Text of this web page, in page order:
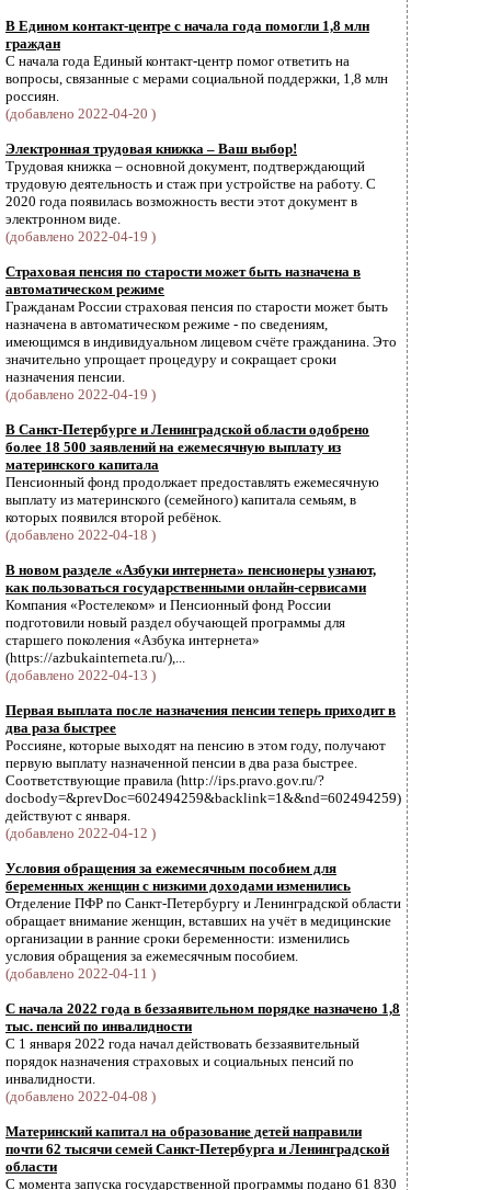
В Едином контакт-центре с начала года помогли 1,8 млн
граждан
С начала года Единый контакт-центр помог ответить на
вопросы, связанные с мерами социальной поддержки, 1,8 млн
россиян.
(добавлено 2022-04-20 )
Электронная трудовая книжка – Ваш выбор!
Трудовая книжка – основной документ, подтверждающий
трудовую деятельность и стаж при устройстве на работу. С
2020 года появилась возможность вести этот документ в
электронном виде.
(добавлено 2022-04-19 )
Страховая пенсия по старости может быть назначена в
автоматическом режиме
Гражданам России страховая пенсия по старости может быть
назначена в автоматическом режиме - по сведениям,
имеющимся в индивидуальном лицевом счёте гражданина. Это
значительно упрощает процедуру и сокращает сроки
назначения пенсии.
(добавлено 2022-04-19 )
В Санкт-Петербурге и Ленинградской области одобрено
более 18 500 заявлений на ежемесячную выплату из
материнского капитала
Пенсионный фонд продолжает предоставлять ежемесячную
выплату из материнского (семейного) капитала семьям, в
которых появился второй ребёнок.
(добавлено 2022-04-18 )
В новом разделе «Азбуки интернета» пенсионеры узнают,
как пользоваться государственными онлайн-сервисами
Компания «Ростелеком» и Пенсионный фонд России
подготовили новый раздел обучающей программы для
старшего поколения «Азбука интернета»
(https://azbukainterneta.ru/),...
(добавлено 2022-04-13 )
Первая выплата после назначения пенсии теперь приходит в
два раза быстрее
Россияне, которые выходят на пенсию в этом году, получают
первую выплату назначенной пенсии в два раза быстрее.
Соответствующие правила (http://ips.pravo.gov.ru/?
docbody=&prevDoc=602494259&backlink=1&&nd=602494259)
действуют с января.
(добавлено 2022-04-12 )
Условия обращения за ежемесячным пособием для
беременных женщин с низкими доходами изменились
Отделение ПФР по Санкт-Петербургу и Ленинградской области
обращает внимание женщин, вставших на учёт в медицинские
организации в ранние сроки беременности: изменились
условия обращения за ежемесячным пособием.
(добавлено 2022-04-11 )
С начала 2022 года в беззаявительном порядке назначено 1,8
тыс. пенсий по инвалидности
С 1 января 2022 года начал действовать беззаявительный
порядок назначения страховых и социальных пенсий по
инвалидности.
(добавлено 2022-04-08 )
Материнский капитал на образование детей направили
почти 62 тысячи семей Санкт-Петербурга и Ленинградской
области
С момента запуска государственной программы подано 61 830